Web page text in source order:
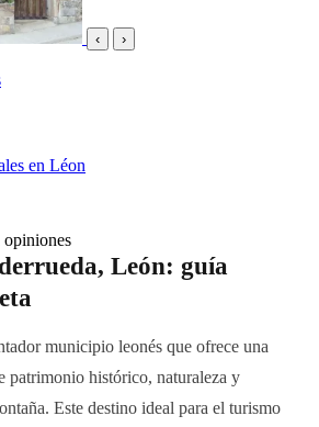
‹ ›
en Léon
opiniones
León: guía
municipio leonés que ofrece una
patrimonio histórico, naturaleza y
Este destino ideal para el turismo